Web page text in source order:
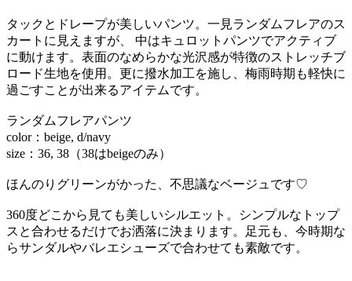
タックとドレープが美しいパンツ。一見ランダムフレアのス
カートに見えますが、 中はキュロットパンツでアクティブ
に動けます。表面のなめらかな光沢感が特徴のストレッチブ
ロード生地を使用。更に撥水加工を施し、梅雨時期も軽快に
過ごすことが出来るアイテムです。
ランダムフレアパンツ
color：beige, d/navy
size：36, 38（38はbeigeのみ）
ほんのりグリーンがかった、不思議なベージュです♡
360度どこから見ても美しいシルエット。シンプルなトップ
スと合わせるだけでお洒落に決まります。足元も、今時期な
らサンダルやバレエシューズで合わせても素敵です。